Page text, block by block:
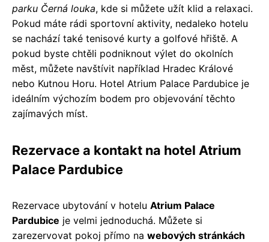
parku Černá louka, kde si můžete užít klid a relaxaci.
Pokud máte rádi sportovní aktivity, nedaleko hotelu
se nachází také tenisové kurty a golfové hřiště. A
pokud byste chtěli podniknout výlet do okolních
měst, můžete navštívit například Hradec Králové
nebo Kutnou Horu. Hotel Atrium Palace Pardubice je
ideálním výchozím bodem pro objevování těchto
zajímavých míst.
Rezervace a kontakt na hotel Atrium
Palace Pardubice
Rezervace ubytování v hotelu Atrium Palace
Pardubice je velmi jednoduchá. Můžete si
zarezervovat pokoj přímo na webových stránkách